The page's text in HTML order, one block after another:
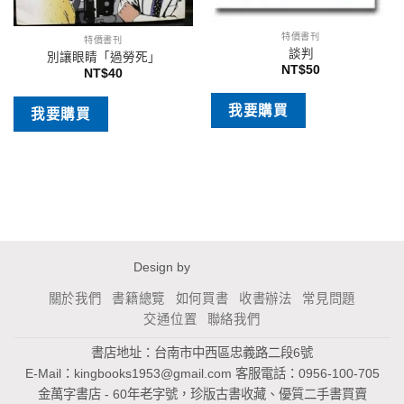
特價書刊
別讓眼睛「過勞死」
NT$40
我要購買
特價書刊
談判
NT$50
我要購買
Design by
關於我們 書籍總覽 如何買書 收書辦法
常見問題
交通位置
聯絡我們
書店地址：台南市中西區忠義路二段6號
E-Mail： kingbooks1953@gmail.com 客服電話：0956-100-705
金萬字書店 - 60年老字號，珍版古書收藏、優質二手書買賣